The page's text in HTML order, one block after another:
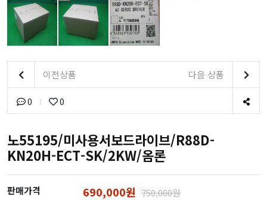
이전상품 다음 상품
0 0
노55195/미사용서보드라이브/R88D-
KN20H-ECT-SK/2KW/옴론
판매가격 690,000원 750,000원